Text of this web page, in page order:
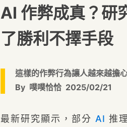
AI 作弊成真？研
了勝利不擇手段
這樣的作弊行為讓人越來越擔
By 噗噗恰恰 2025/02/21
最新研究顯示，部分 AI 推